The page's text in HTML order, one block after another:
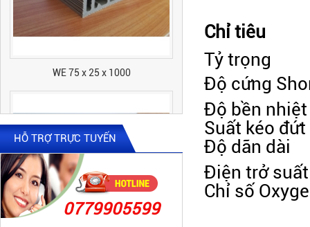
Chỉ tiêu
Tỷ trọng
Độ cứng
Độ bền nhiệt
Suất kéo đứt
Độ dãn dài
Điện trở
Chỉ số
WE 100 x 50 x 1000
HỖ TRỢ TRỰC TUYẾN
0779905599